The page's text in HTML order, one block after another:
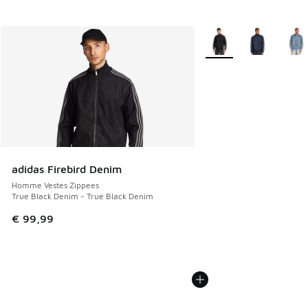
adidas Firebird Denim
Homme Vestes Zippees
True Black Denim - True Black Denim
€ 99,99
Plus de couleurs